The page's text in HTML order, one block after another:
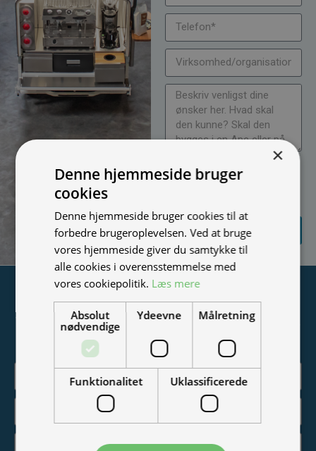
Jeg vil gerne modtage
nyheder på mail (bare rolig,
FORESPØRGSEL
Tilmeld nyhedsmail
Vær blandt de første til at modtage info om nye produkter,
tilbud, events og udstillinger.
×
Denne hjemmeside bruger
cookies
Denne hjemmeside bruger cookies til at
forbedre brugeroplevelsen. Ved at bruge
vores hjemmeside giver du samtykke til
alle cookies i overensstemmelse med
vores cookiepolitik. Læs mere
Absolut
nødvendige
Ydeevne Målretning
Funktionalitet Uklassificerede